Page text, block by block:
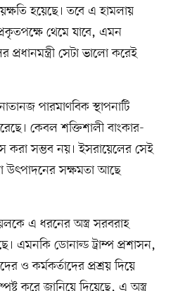
হয়েছে। তবে এ হামলায়
থেমে যাবে, এমন
সেটা ভালো করেই
পারমাণবিক স্থাপনাটি
কেবল শক্তিশালী বাংকার-
করা সম্ভব নয়। ইসরায়েলের সেই
উৎপাদনের সক্ষমতা আছে
এ ধরনের অস্ত্র সরবরাহ
এমনকি ডোনাল্ড ট্রাম্প প্রশাসন,
ও কর্মকর্তাদের প্রশ্রয় দিয়ে